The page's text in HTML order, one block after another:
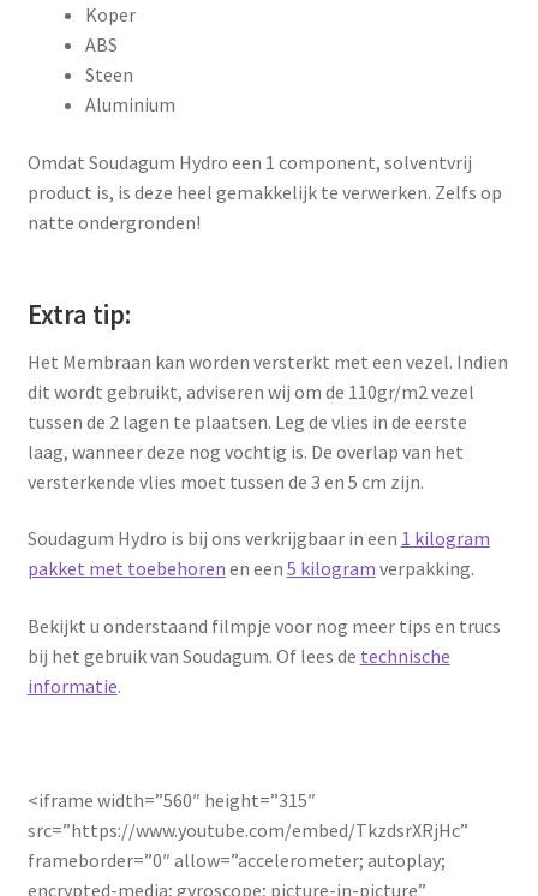
Koper
ABS
Steen
Aluminium
Omdat Soudagum Hydro een 1 component, solventvrij
product is, is deze heel gemakkelijk te verwerken. Zelfs op
natte ondergronden!
Extra tip:
Het Membraan kan worden versterkt met een vezel. Indien
dit wordt gebruikt, adviseren wij om de 110gr/m2 vezel
tussen de 2 lagen te plaatsen. Leg de vlies in de eerste
laag, wanneer deze nog vochtig is. De overlap van het
versterkende vlies moet tussen de 3 en 5 cm zijn.
Soudagum Hydro is bij ons verkrijgbaar in een 1 kilogram
pakket met toebehoren en een 5 kilogram verpakking.
Bekijkt u onderstaand filmpje voor nog meer tips en trucs
bij het gebruik van Soudagum. Of lees de technische
informatie.
<iframe width=”560″ height=”315″
src=”https://www.youtube.com/embed/TkzdsrXRjHc”
frameborder=”0″ allow=”accelerometer; autoplay;
encrypted-media; gyroscope; picture-in-picture”